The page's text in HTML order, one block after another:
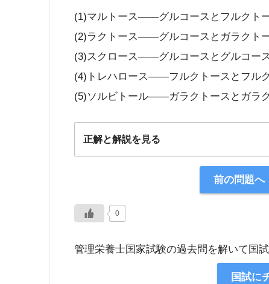
(1)マルトース――グルコースとフルクト
(2)ラクトース――グルコースとガラクト
(3)スクロース――グルコースとグルコー
(4)トレハロース――フルクトースとフル
(5)ソルビトール――ガラクトースとガラ
正解と解説を見る
前の問題へ
0
管理栄養士国家試験の過去問を解いて国
国試に